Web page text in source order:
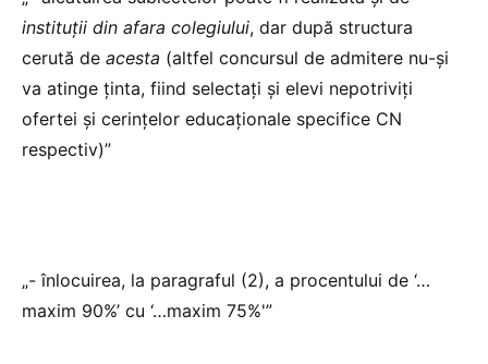
instituții din afara colegiului, dar după structura
cerută de acesta (altfel concursul de admitere nu-și
va atinge ținta, fiind selectați și elevi nepotriviți
ofertei și cerințelor educaționale specifice CN
respectiv)”
„- înlocuirea, la paragraful (2), a procentului de ‘…
maxim 90%’ cu ‘…maxim 75%'”